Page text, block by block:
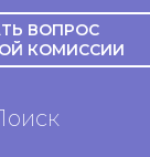
ВОПРОС
КОМИССИИ